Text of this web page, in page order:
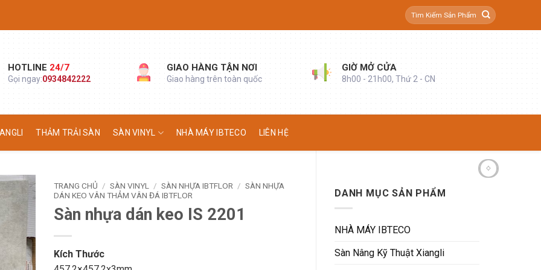
Tìm
kiếm:
HOTLINE24/7
Gọi ngay:0934842222
GIAO HÀNG TẬN NƠI
Giao hàng trên toàn quốc
GIỜ MỞ CỬA
8h00 - 21h00, Thứ 2 - CN
THẢM TRẢI SÀN SÀN VINYL NHÀ MÁY IBTECO LIÊN HỆ
DANH MỤC SẢN PHẨM
NHÀ MÁY IBTECO
Sàn Nâng Kỹ Thuật Xiangli
TRANG CHỦ / SÀN VINYL / SÀN NHỰA IBTFLOR / SÀN NHỰA
DÁN KEO VÂN THẢM VÂN ĐÁ IBTFLOR
Sàn nhựa dán keo IS 2201
Kích Thước